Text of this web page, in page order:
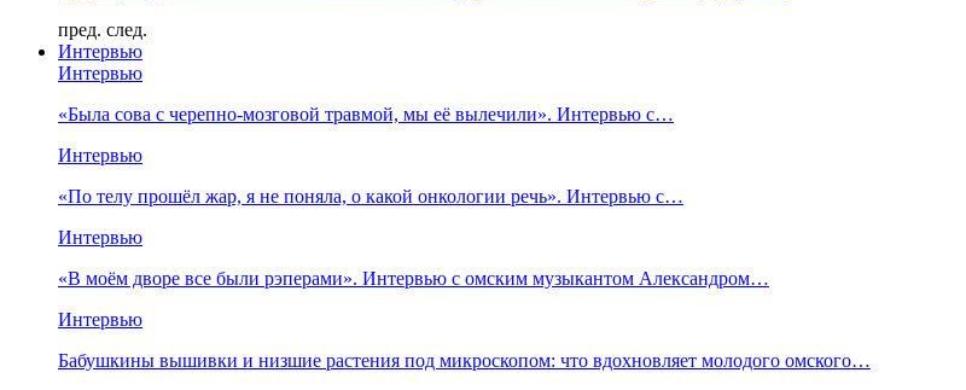
пред. след.
Интервью
Интервью
«Была сова с черепно-мозговой травмой, мы её вылечили». Интервью с…
Интервью
«По телу прошёл жар, я не поняла, о какой онкологии речь». Интервью с…
Интервью
«В моём дворе все были рэперами». Интервью с омским музыкантом Александром…
Интервью
Бабушкины вышивки и низшие растения под микроскопом: что вдохновляет молодого омского…